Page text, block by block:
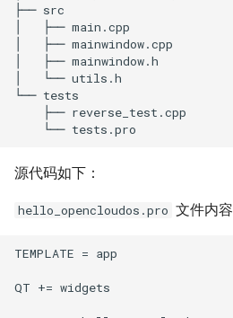
├── src
│   ├── main.cpp
│   ├── mainwindow.cpp
│   ├── mainwindow.h
│   └── utils.h
└── tests
    ├── reverse_test.cpp
源代码如下：
hello_opencloudos.pro 文件内容
TEMPLATE = app
QT += widgets